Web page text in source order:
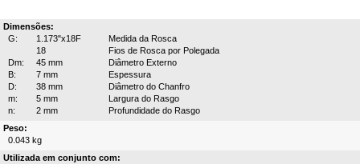
Dimensões:
G:
1.173"x18F
Medida da Rosca
18
Fios de Rosca por Polegada
Dm:
45 mm
Diâmetro Externo
B:
7 mm
Espessura
D:
38 mm
Diâmetro do Chanfro
m:
5 mm
Largura do Rasgo
n:
2 mm
Profundidade do Rasgo
Peso:
0.043 kg
Utilizada em conjunto com: